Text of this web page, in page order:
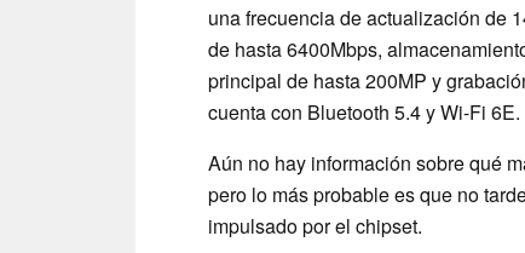
una frecuencia de actualización de
de hasta 6400Mbps,
principal de hasta 200MP y
cuenta con Bluetooth 5.4 y Wi-Fi 6E.
Aún no hay información sobre qué
pero lo más probable es que no
impulsado por el chipset.